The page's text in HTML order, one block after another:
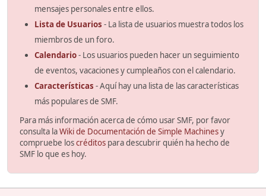
mensajes personales entre ellos.
Lista de Usuarios - La lista de usuarios muestra todos los
miembros de un foro.
Calendario- Los usuarios pueden hacer un seguimiento
de eventos, vacaciones y cumpleaños con el calendario.
Características - Aquí hay una lista de las características
más populares de SMF.
Para más información acerca de cómo usar SMF, por favor
consulta laWiki de Documentación de Simple Machinesy
compruebe loscréditos para descubrir quién ha hecho de
SMF lo que es hoy.